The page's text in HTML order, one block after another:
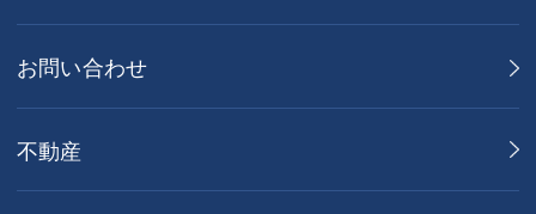
お問い合わせ
不動産